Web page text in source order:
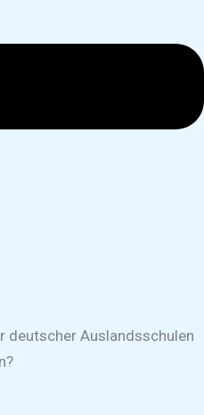
deutscher Auslandsschulen